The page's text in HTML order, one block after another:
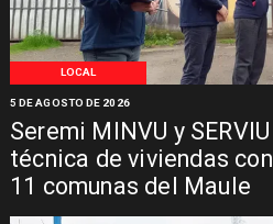
LOCAL
Seremi MINVU y
técnica de viviendas
11 comunas del Maule
5 DE AGOSTO DE 2026